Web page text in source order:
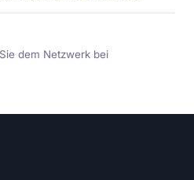
dem Netzwerk bei